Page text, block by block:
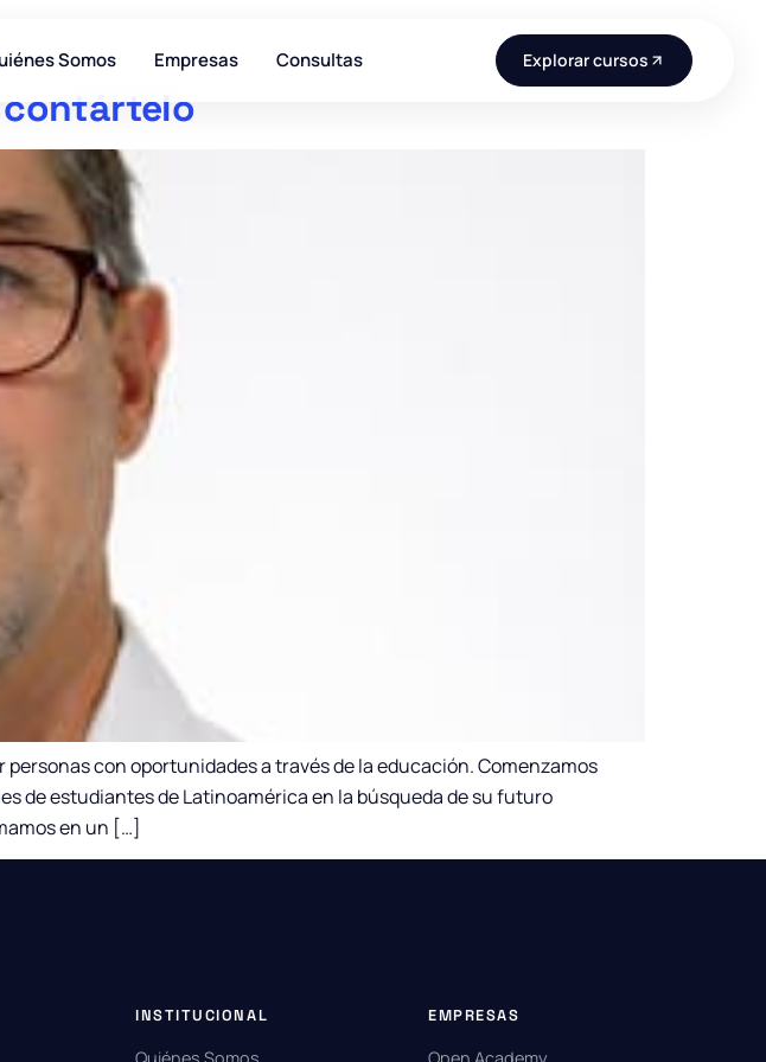
Somos Empresas Consultas Explorar cursos
contártelo
con oportunidades a través de la educación. Comenzamos
de estudiantes de Latinoamérica en la búsqueda de su futuro
en un […]
INSTITUCIONAL EMPRESAS